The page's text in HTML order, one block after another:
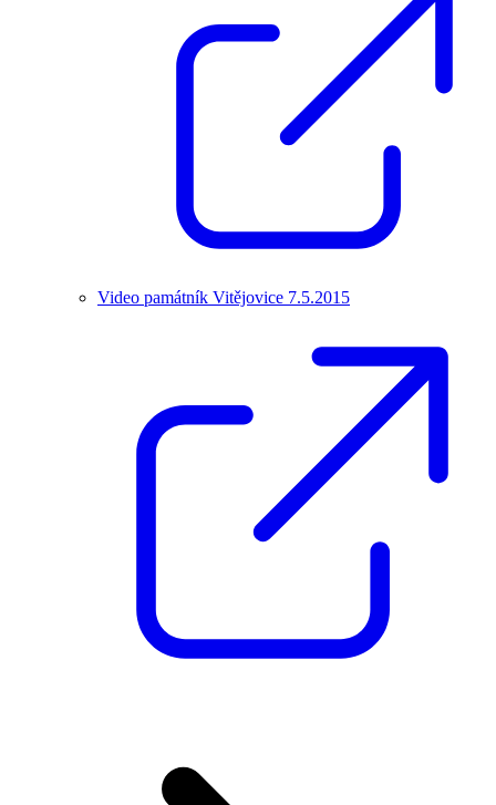
Video památník Vitějovice 7.5.2015